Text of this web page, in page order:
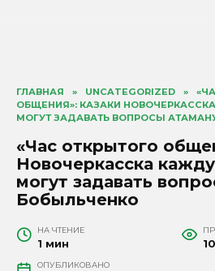
ГЛАВНАЯ » UNCATEGORIZED »
ОБЩЕНИЯ»: КАЗАКИ
МОГУТ ЗАДАВАТЬ ВОПРОСЫ
«Час открытого
Новочеркасска
могут задавать
Бобыльченко
НА ЧТЕНИЕ
1 мин
ОПУБЛИКОВАНО